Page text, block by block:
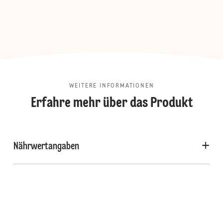
WEITERE INFORMATIONEN
Erfahre mehr über das Produkt
Nährwertangaben